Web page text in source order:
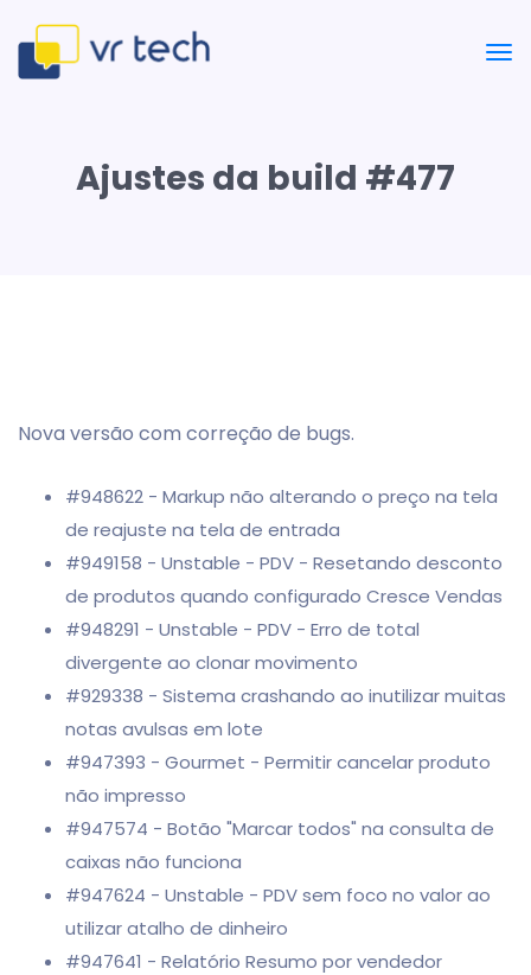
Ajustes da build #477
Nova versão com correção de bugs.
#948622 - Markup não alterando o preço na tela
de reajuste na tela de entrada
#949158 - Unstable - PDV - Resetando desconto
de produtos quando configurado Cresce Vendas
#948291 - Unstable - PDV - Erro de total
divergente ao clonar movimento
#929338 - Sistema crashando ao inutilizar muitas
notas avulsas em lote
#947393 - Gourmet - Permitir cancelar produto
não impresso
#947574 - Botão "Marcar todos" na consulta de
caixas não funciona
#947624 - Unstable - PDV sem foco no valor ao
utilizar atalho de dinheiro
#947641 - Relatório Resumo por vendedor